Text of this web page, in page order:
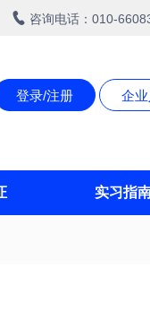
咨询电话：010-
登录/注册 企
实习指